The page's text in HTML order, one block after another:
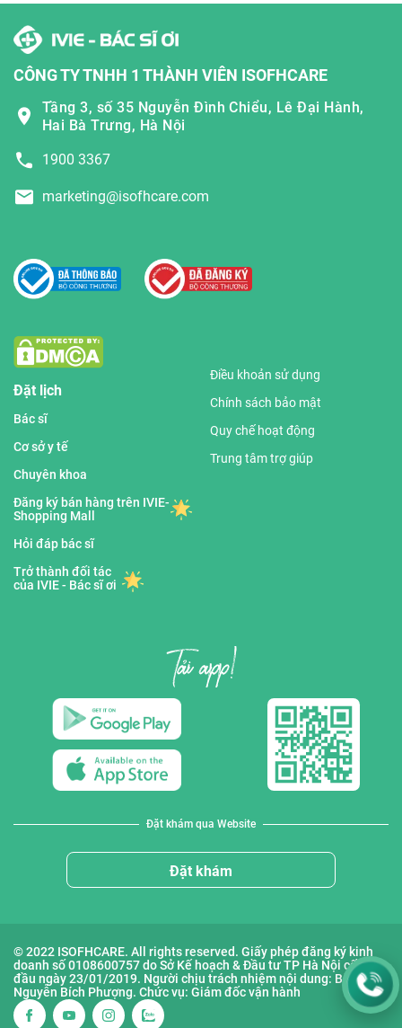
CÔNG TY TNHH 1 THÀNH VIÊN ISOFHCARE
Tầng 3, số 35 Nguyễn Đình Chiểu, Lê Đại Hành,
Hai Bà Trưng, Hà Nội
1900 3367
marketing@isofhcare.com
Đặt lịch
Bác sĩ
Cơ sở y tế
Chuyên khoa
Đăng ký bán hàng trên IVIE-
Shopping Mall
Hỏi đáp bác sĩ
Trở thành đối tác
của IVIE - Bác sĩ ơi
Điều khoản sử dụng
Chính sách bảo mật
Quy chế hoạt động
Trung tâm trợ giúp
Đặt khám qua Website
Đặt khám
© 2022 ISOFHCARE. All rights reserved. Giấy phép đăng ký kinh
doanh số 0108600757 do Sở Kế hoạch & Đầu tư TP Hà Nội cấp lần
đầu ngày 23/01/2019. Người chịu trách nhiệm nội dung: Bà
Nguyễn Bích Phượng. Chức vụ: Giám đốc vận hành